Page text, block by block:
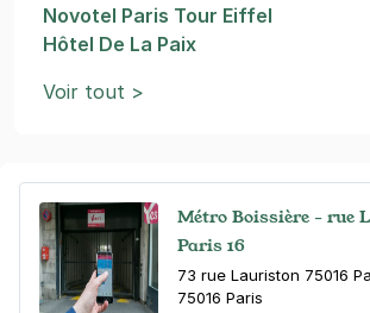
Métro Boissière - rue
Paris 16
73 rue Lauriston 75016
75016 Paris
Novotel Paris Tour Eiffel
Hôtel De La Paix
Voir tout >